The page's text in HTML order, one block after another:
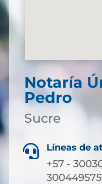
Notaría
Pedro
Sucre
 Líneas de
+57 -